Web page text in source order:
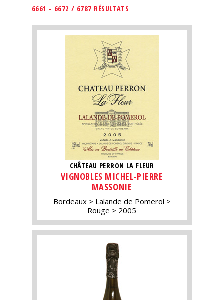
6661 - 6672 / 6787 RÉSULTATS
CHÂTEAU PERRON LA FLEUR
VIGNOBLES MICHEL-PIERRE
MASSONIE
Bordeaux
Lalande de Pomerol
Rouge
2005